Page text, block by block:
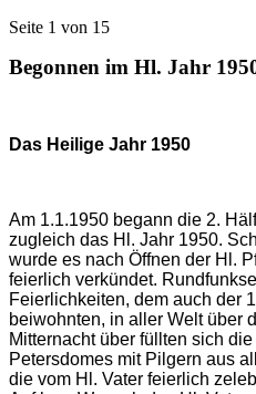
Seite 1 von 15
Begonnen im Hl. Jahr
Das Heilige Jahr 1950
Am 1.1.1950 begann die 2.
zugleich das Hl. Jahr 1950.
wurde es nach Öffnen der Hl.
feierlich verkündet.
Feierlichkeiten, dem auch der
beiwohnten, in aller Welt über
Mitternacht über füllten sich
Petersdomes mit Pilgern aus
die vom Hl. Vater feierlich